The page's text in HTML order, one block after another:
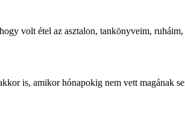
volt étel az asztalon, tankönyveim, ruháim,
is, amikor hónapokig nem vett magának